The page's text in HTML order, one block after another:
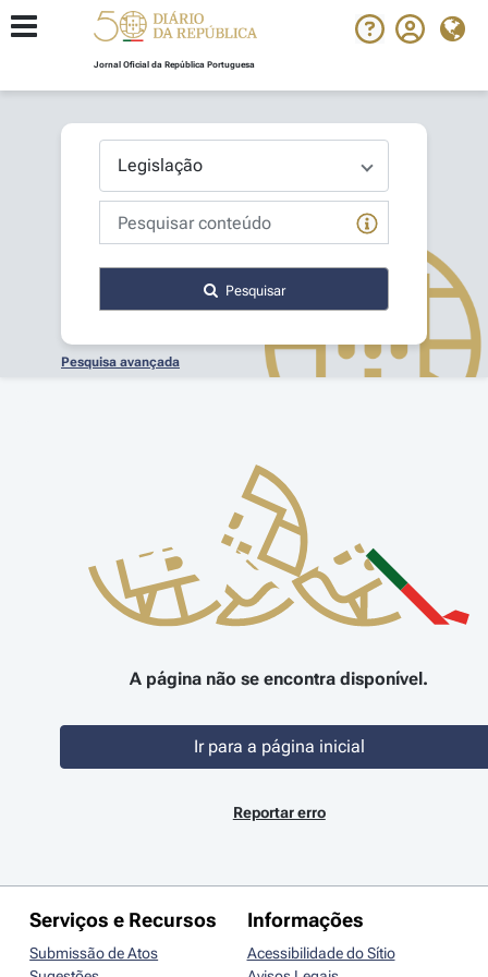
Jornal Oficial da República Portuguesa
Pesquisar
Pesquisa avançada
A página não se encontra disponível.
Ir para a página inicial
Reportar erro
Serviços e Recursos
Submissão de Atos
Informações
Acessibilidade do Sítio